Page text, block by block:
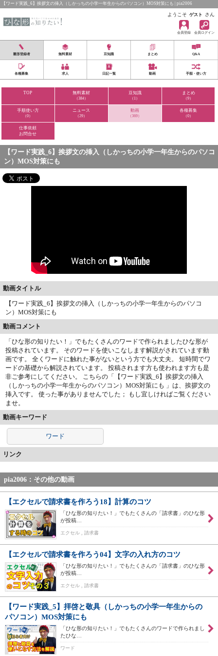
【ワード実践_6】挨拶文の挿入（しかっちの小学一年生からのパソコン）MOS対策にも | pia2006
ようこそ ゲスト さん
会員登録 会員ログイン
雛形登録者 無料素材 豆知識 まとめ Q&A
各種募集 求人 日記一覧 動画 手順・使い方
TOP 無料素材
（384）
豆知識
（1）
まとめ
（9）
手順使い方
（0）
ニュース
（29）
動画
（369）
各種募集
（0）
仕事依頼
お問合せ
【ワード実践_6】挨拶文の挿入（しかっちの小学一年生からのパソコ
ン）MOS対策にも
動画タイトル
【ワード実践_6】挨拶文の挿入（しかっちの小学一年生からのパソコ
ン）MOS対策にも
動画コメント
「ひな形の知りたい！」でもたくさんのワードで作られましたひな形が
投稿されています。 そのワードを使いこなします解説がされています動
画です。 全くワードに触れた事がないという方でも大丈夫。 短時間でワ
ードの基礎から解説されています。 投稿されます方も使われます方も是
非ご参考にしてください。 こちらの「【ワード実践_6】挨拶文の挿入
（しかっちの小学一年生からのパソコン）MOS対策にも 」は、挨拶文の
挿入です。 使った事がありませんでした； もし宜しければご覧ください
ませ。
動画キーワード
ワード
リンク
pia2006：その他の動画
【エクセルで請求書を作ろう18】計算のコツ
「ひな形の知りたい！」でもたくさんの「請求書」のひな形
が投稿…
エクセル , 請求書
【エクセルで請求書を作ろう04】文字の入れ方のコツ
「ひな形の知りたい！」でもたくさんの「請求書」のひな形
が投稿…
エクセル , 請求書
【ワード実践_5】拝啓と敬具（しかっちの小学一年生からの
パソコン）MOS対策にも
「ひな形の知りたい！」でもたくさんのワードで作られまし
たひな…
ワード